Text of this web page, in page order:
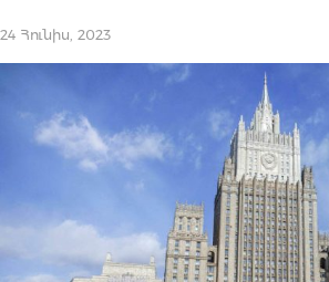
24 Հունիս, 2023